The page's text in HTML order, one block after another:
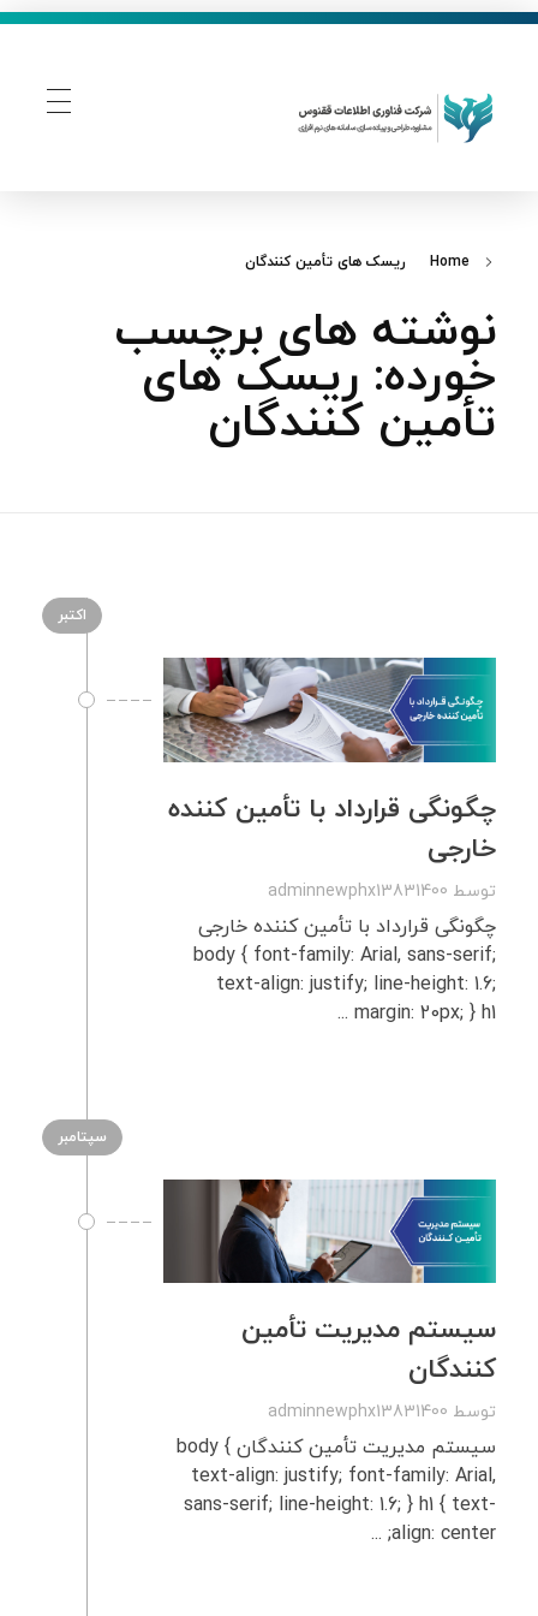
Home ریسک‌ های تأمین‌ کنندگان
نوشته های برچسب
خورده: ریسک‌ های
تأمین‌ کنندگان
اکتبر
چگونگی قرارداد با تأمین‌ کننده
خارجی
توسط adminnewphx13831400
چگونگی قرارداد با تأمین‌ کننده خارجی
body { font-family: Arial, sans-serif;
text-align: justify; line-height: 1.6;
margin: 20px; } h1 ...
سپتامبر
سیستم مدیریت تأمین‌
کنندگان
توسط adminnewphx13831400
سیستم مدیریت تأمین‌ کنندگان body {
text-align: justify; font-family: Arial,
sans-serif; line-height: 1.6; } h1 { text-
align: center; ...